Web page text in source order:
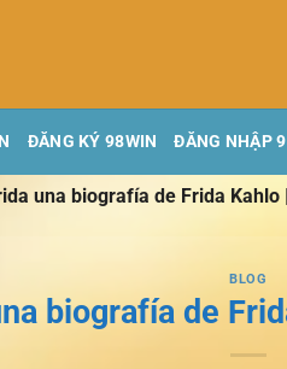
ĐĂNG KÝ 98WIN ĐĂNG NHẬP
una biografía de Frida Kahlo |
BLOG
biografía de